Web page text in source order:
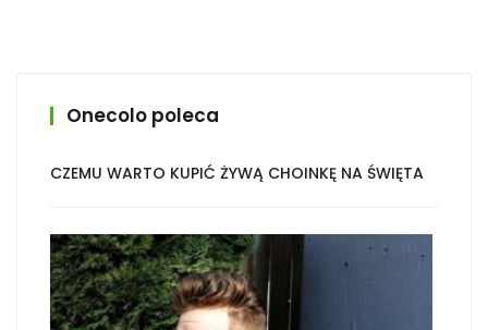
Onecolo poleca
CZEMU WARTO KUPIĆ ŻYWĄ CHOINKĘ NA ŚWIĘTA